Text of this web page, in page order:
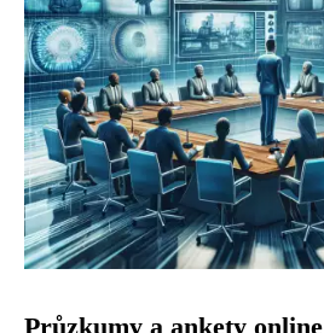
Průzkumy a ankety online